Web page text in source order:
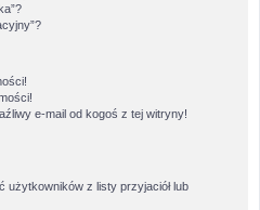
e-mail od kogoś z tej witryny!
użytkowników z listy przyjaciół lub